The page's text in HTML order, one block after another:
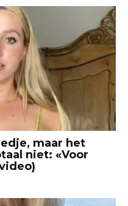
maar het
niet: «Voor